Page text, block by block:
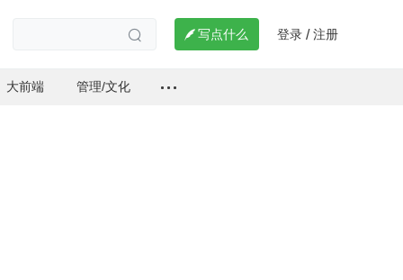
  写点什么 登录 / 注册
大前端 管理/文化